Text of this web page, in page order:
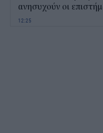
ανησυχούν οι
12:25